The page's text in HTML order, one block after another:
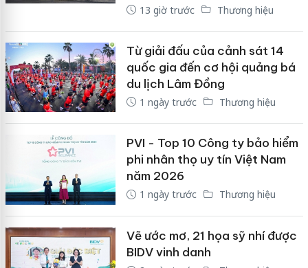
13 giờ trước Thương hiệu
Từ giải đấu của cảnh sát 14
quốc gia đến cơ hội quảng bá
du lịch Lâm Đồng
1 ngày trước Thương hiệu
PVI - Top 10 Công ty bảo hiểm
phi nhân thọ uy tín Việt Nam
năm 2026
1 ngày trước Thương hiệu
Vẽ ước mơ, 21 họa sỹ nhí được
BIDV vinh danh